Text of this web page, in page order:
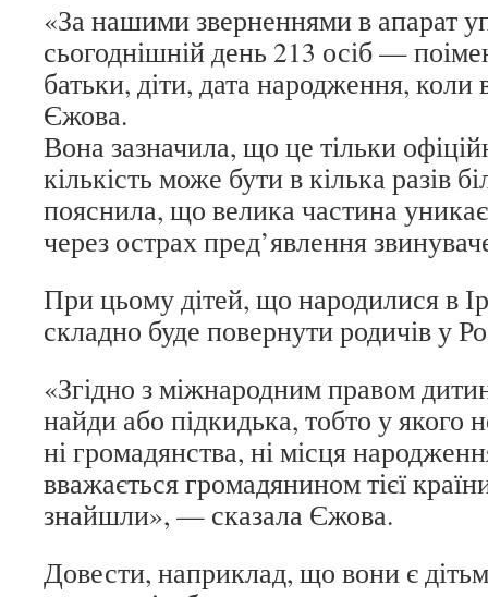
«За нашими зверненнями в апарат
сьогоднішній день 213 осіб —
батьки, діти, дата народження,
Єжова.
Вона зазначила, що це тільки
кількість може бути в кілька разів
пояснила, що велика частина
через острах пред’явлення
При цьому дітей, що народилися в
складно буде повернути родичів у
«Згідно з міжнародним правом
найди або підкидька, тобто у якого
ні громадянства, ні місця
вважається громадянином тієї
знайшли», — сказала Єжова.
Довести, наприклад, що вони є